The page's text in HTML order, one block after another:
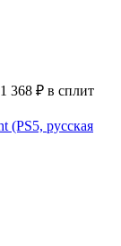
1 368 ₽ в сплит
(PS5, русская